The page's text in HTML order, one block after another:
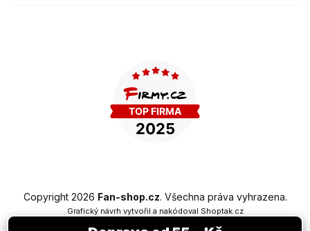
Copyright 2026 Fan-shop.cz. Všechna práva vyhrazena.
Grafický návrh vytvořil a nakódoval Shoptak.cz